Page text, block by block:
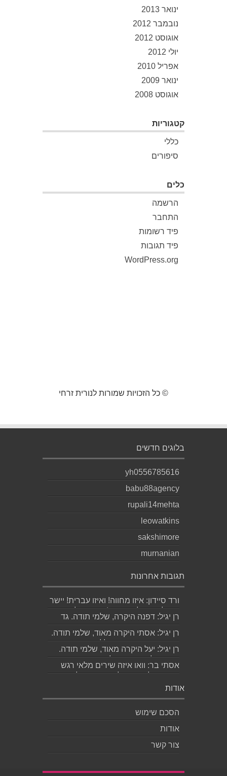
ינואר 2013
נובמבר 2012
אוגוסט 2012
יולי 2012
אפריל 2010
ינואר 2009
אוגוסט 2008
קטגוריות
כללי
סיפורים
כלים
הרשמה
התחבר
פיד רשומות
פיד תגובות
WordPress.org
© כל הזכויות שמורות לנורית זרחי
בלוגים חדשים
yh0556785616
babu88agency
rupali14mehta
leowatkins
sakshimore
murnanian
תגובות אחרונות
ורד סיידון: איזו מחווה! ואיזו עברית! יישר
כוח לכותב ולאהובתו :) שבת שלום...
רן יגיל: דפנה היקרה, שלמי תודה. גד
הוא אכן משורר איכותי ביותר. אמסור...
רן יגיל: אסתי היקרה מאוד, שלמי תודה.
ניכר כי השירים דיברו לליבך. אמסו...
רן יגיל: יעל היקרה מאוד, שלמי תודה.
אמסור לגד. שבת שלום. רן...
אסתי בר: וואו איזה שירים מלאי רגש
ותשוקה לאהובה ולאהבה הגדולה
ה,בלתי...
אודות
הסכם שימוש
אודות
צור קשר